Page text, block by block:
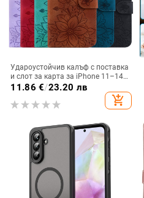
Удароустойчив калъф с поставка
и слот за карта за iPhone 11–14
Pro Max, изкуствена кожа,
11.86 €/23.20 лв
add_shopping_cart